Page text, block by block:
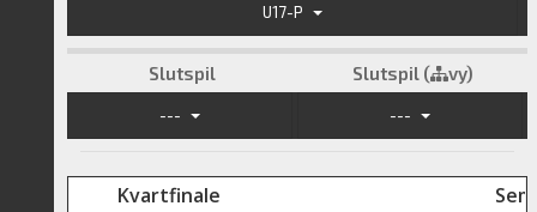
U17-P
Slutspil Slutspil ( vy)
--- ---
Kvartfinale